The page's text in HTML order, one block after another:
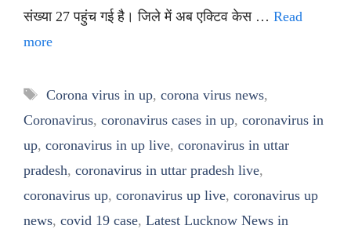
संख्या 27 पहुंच गई है। जिले में अब एक्टिव केस … Read
more
Tags
Corona virus in up, corona virus news,
Coronavirus, coronavirus cases in up, coronavirus in
up, coronavirus in up live, coronavirus in uttar
pradesh, coronavirus in uttar pradesh live,
coronavirus up, coronavirus up live, coronavirus up
news, covid 19 case, Latest Lucknow News in